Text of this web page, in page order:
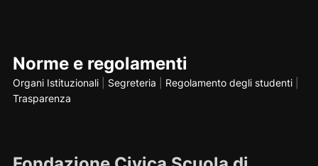
Norme e regolamenti
Organi Istituzionali| Segreteria Regolamento degli studenti|
Trasparenza